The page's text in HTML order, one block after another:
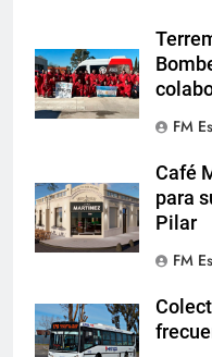
FM
Café
para
Pilar
FM